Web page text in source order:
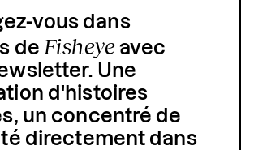
vous dans
deFisheyeavec
Une
d'histoires
un concentré de
directement dans